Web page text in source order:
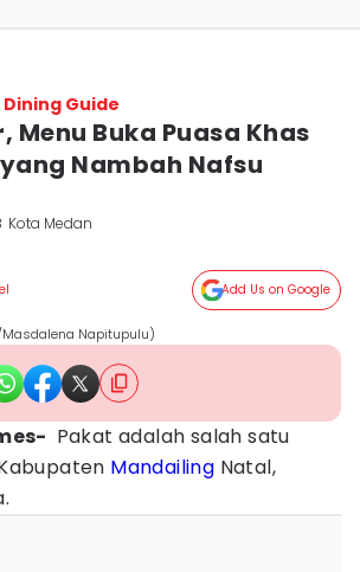
Dining Guide
Menu Buka Puasa Khas
Nambah Nafsu
Kota Medan
Add Us on Google
Masdalena Napitupulu)
Pakat adalah salah satu
Mandailing Natal,